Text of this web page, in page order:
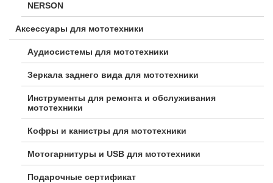
NERSON
Аксессуары для мототехники
Аудиосистемы для мототехники
Зеркала заднего вида для мототехники
Инструменты для ремонта и обслуживания
мототехники
Кофры и канистры для мототехники
Мотогарнитуры и USB для мототехники
Подарочные сертификат